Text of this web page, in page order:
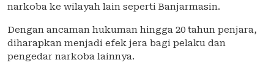
narkoba ke wilayah lain seperti Banjarmasin.
Dengan ancaman hukuman hingga 20 tahun penjara,
diharapkan menjadi efek jera bagi pelaku dan
pengedar narkoba lainnya.